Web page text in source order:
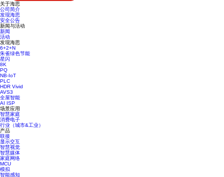
关于海思
公司简介
发现海思
安全公告
新闻与活动
新闻
活动
发现海思
6+2+N
朱雀绿色节能
星闪
8K
PQ
NB-IoT
PLC
HDR Vivid
AVS3
全屋智能
AI ISP
场景应用
智慧家庭
消费电子
行业（城市&工业）
产品
联接
显示交互
智慧视觉
智慧媒体
家庭网络
MCU
模拟
智能感知